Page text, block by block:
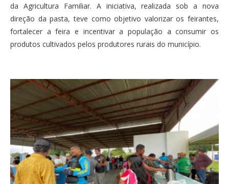
da Agricultura Familiar. A iniciativa, realizada sob a nova
direção da pasta, teve como objetivo valorizar os feirantes,
fortalecer a feira e incentivar a população a consumir os
produtos cultivados pelos produtores rurais do município.